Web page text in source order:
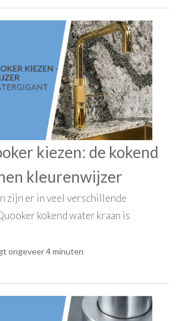
kiezen: de kokend
kleurenwijzer
zijn er in veel verschillende
kokend water kraan is
ongeveer 4 minuten